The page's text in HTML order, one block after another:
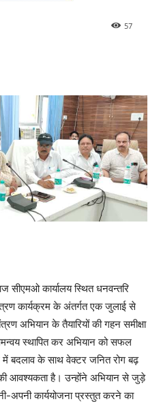
57
सीएमओ कार्यालय स्थित धनवन्तरि
कार्यक्रम के अंतर्गत एक जुलाई से
अभियान के तैयारियों की गहन समीक्षा
स्थापित कर अभियान को सफल
में बदलाव के साथ वेक्टर जनित रोग बढ़
आवश्यकता है। उन्होंने अभियान से जुड़े
अपनी कार्ययोजना प्रस्तुत करने का